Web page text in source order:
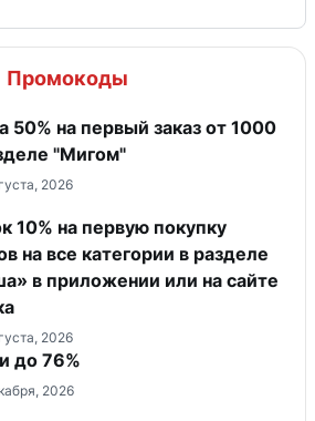
Промокоды
50% на первый заказ от 1000
"Мигом"
2026
10% на первую покупку
на все категории в разделе
в приложении или на сайте
2026
до 76%
2026